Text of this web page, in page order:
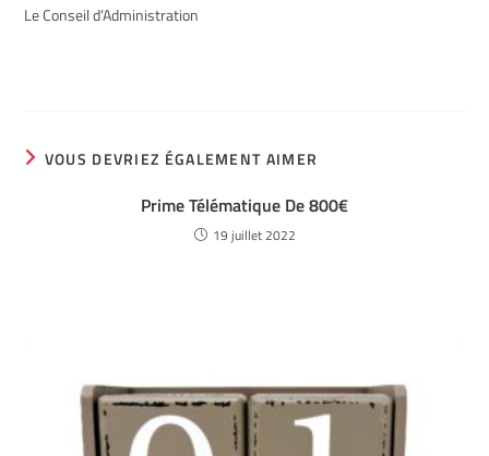
Le Conseil d’Administration
VOUS DEVRIEZ ÉGALEMENT AIMER
Prime Télématique De 800€
19 juillet 2022